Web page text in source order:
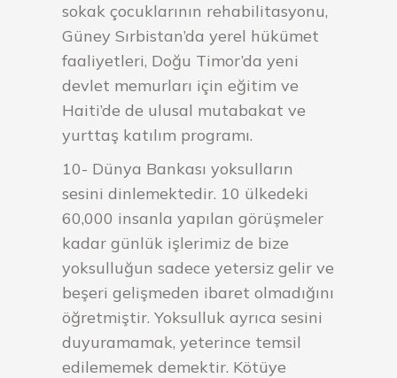
sokak çocuklarının rehabilitasyonu,
Güney Sırbistan’da yerel hükümet
faaliyetleri, Doğu Timor’da yeni
devlet memurları için eğitim ve
Haiti’de de ulusal mutabakat ve
yurttaş katılım programı.
10- Dünya Bankası yoksulların
sesini dinlemektedir. 10 ülkedeki
60,000 insanla yapılan görüşmeler
kadar günlük işlerimiz de bize
yoksulluğun sadece yetersiz gelir ve
beşeri gelişmeden ibaret olmadığını
öğretmiştir. Yoksulluk ayrıca sesini
duyuramamak, yeterince temsil
edilememek demektir. Kötüye